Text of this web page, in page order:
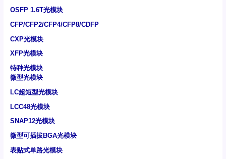
OSFP 1.6T光模块
CFP/CFP2/CFP4/CFP8/CDFP
CXP光模块
XFP光模块
特种光模块
微型光模块
LC超短型光模块
LCC48光模块
SNAP12光模块
微型可插拔BGA光模块
表贴式单路光模块